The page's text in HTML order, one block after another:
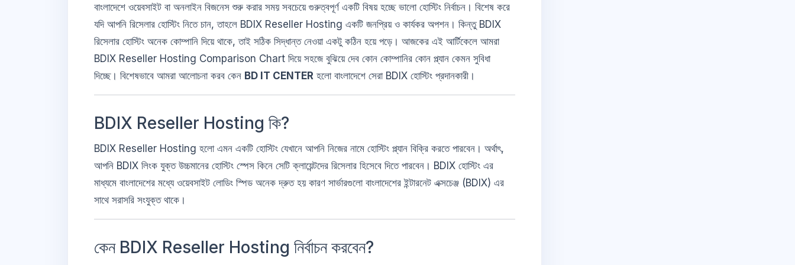
বাংলাদেশে ওয়েবসাইট বা অনলাইন বিজনেস শুরু করার সময় সবচেয়ে গুরুত্বপূর্ণ একটি বিষয় হচ্ছে ভালো হোস্টিং নির্বাচন। বিশেষ করে
যদি আপনি রিসেলার হোস্টিং নিতে চান, তাহলে BDIX Reseller Hosting একটি জনপ্রিয় ও কার্যকর অপশন। কিন্তু BDIX
রিসেলার হোস্টিং অনেক কোম্পানি দিয়ে থাকে, তাই সঠিক সিদ্ধান্ত নেওয়া একটু কঠিন হয়ে পড়ে। আজকের এই আর্টিকেলে আমরা
BDIX Reseller Hosting Comparison Chart দিয়ে সহজে বুঝিয়ে দেব কোন কোম্পানির কোন প্ল্যান কেমন সুবিধা
দিচ্ছে। বিশেষভাবে আমরা আলোচনা করব কেন BD IT CENTER হলো বাংলাদেশে সেরা BDIX হোস্টিং প্রদানকারী।
BDIX Reseller Hosting কি?
BDIX Reseller Hosting হলো এমন একটি হোস্টিং যেখানে আপনি নিজের নামে হোস্টিং প্ল্যান বিক্রি করতে পারবেন। অর্থাৎ,
আপনি BDIX লিংক যুক্ত উচ্চমানের হোস্টিং স্পেস কিনে সেটি ক্লায়েন্টদের রিসেলার হিসেবে দিতে পারবেন। BDIX হোস্টিং এর
মাধ্যমে বাংলাদেশের মধ্যে ওয়েবসাইট লোডিং স্পিড অনেক দ্রুত হয় কারণ সার্ভারগুলো বাংলাদেশের ইন্টারনেট এক্সচেঞ্জ (BDIX) এর
সাথে সরাসরি সংযুক্ত থাকে।
কেন BDIX Reseller Hosting নির্বাচন করবেন?